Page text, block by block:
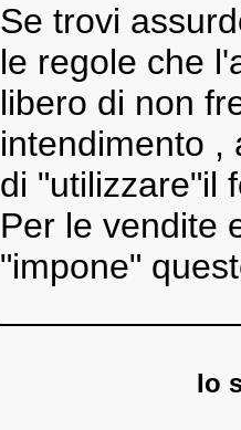
Se trovi
le regole che
libero di non
intendimento ,
di "utilizzare"il
Per le vendite
"impone"
Io